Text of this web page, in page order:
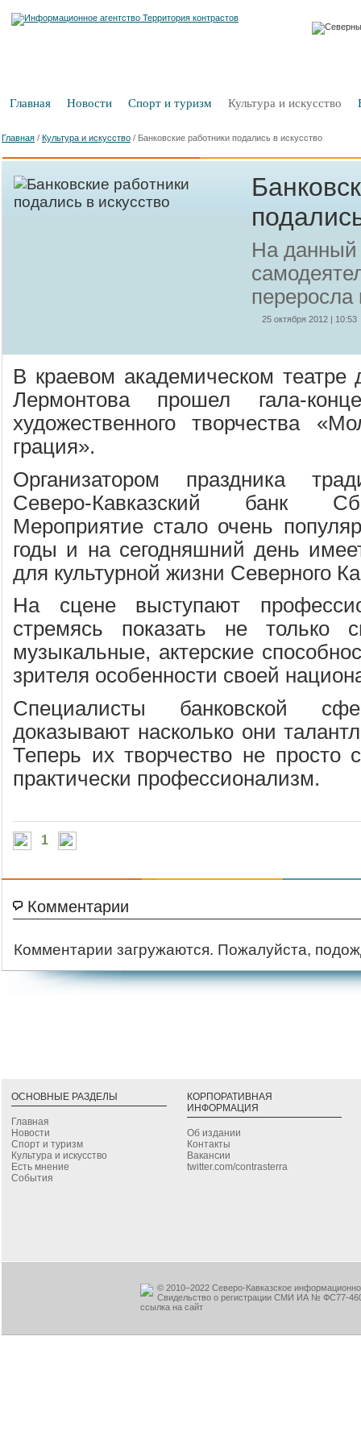
Главная Новости Спорт и туризм Культура и искусство
Главная / Культура и искусство / Банковские работники подались в искусство
На
25 октября 2012 | 10:53
В краевом академическом
Лермонтова прошел гала-
художественного творчества
грация».
Организатором праздника
Северо-Кавказский банк
Мероприятие стало очень
годы и на сегодняшний день
для культурной жизни Северного
На сцене выступают
стремясь показать не только
музыкальные, актерские
зрителя особенности своей
Специалисты банковской
доказывают насколько они
Теперь их творчество не просто
практически профессионализм.
1
Комментарии
Комментарии загружаются. Пожалуйста,
ОСНОВНЫЕ РАЗДЕЛЫ
Главная
Новости
Спорт и туризм
Культура и искусство
Есть мнение
События
КОРПОРАТИВНАЯ
ИНФОРМАЦИЯ
Об издании
Контакты
Вакансии
twitter.com/contrasterra
© 2010–2022 Северо-Кавказское
Свидельство о регистрации СМИ ИА № ФС77-
ссылка на сайт